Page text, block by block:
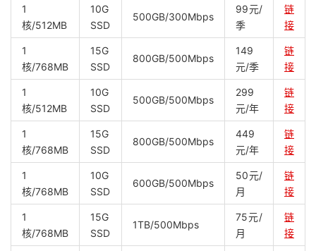
1
核/512MB
10G
SSD
500GB/300Mbps
99元/
季
链
接
1
核/768MB
15G
SSD
800GB/500Mbps
149
元/季
链
接
1
核/512MB
10G
SSD
500GB/500Mbps
299
元/年
链
接
1
核/768MB
15G
SSD
800GB/500Mbps
449
元/年
链
接
1
核/768MB
10G
SSD
600GB/500Mbps
50元/
月
链
接
1
核/768MB
15G
SSD
1TB/500Mbps
75元/
月
链
接